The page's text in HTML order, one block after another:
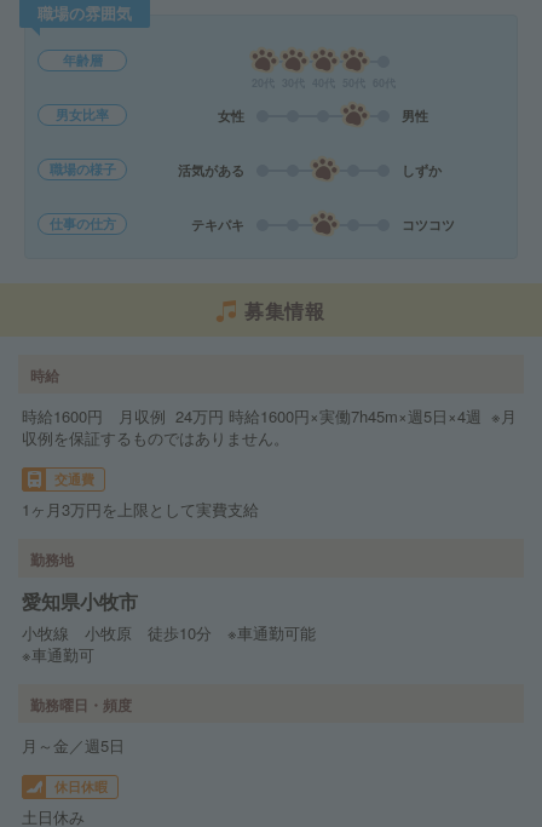
職場の雰囲気
年齢層
男女比率 女性 男性
職場の様子 活気がある しずか
仕事の仕方 テキパキ コツコツ
募集情報
時給
時給1600円 月収例 24万円 時給1600円×実働7h45m×週5日×4週 ※月
収例を保証するものではありません。
交通費
1ヶ月3万円を上限として実費支給
勤務地
愛知県小牧市
小牧線 小牧原 徒歩10分 ※車通勤可能
※車通勤可
勤務曜日・頻度
月～金／週5日
休日休暇
土日休み